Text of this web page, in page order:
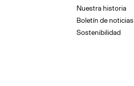
Nuestra historia
Boletín de noticias
Sostenibilidad